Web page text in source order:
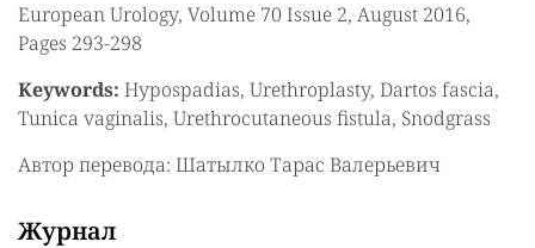
European Urology, Volume 70 Issue 2, August 2016,
Pages 293-298
Keywords: Hypospadias, Urethroplasty, Dartos fascia,
Tunica vaginalis, Urethrocutaneous fistula, Snodgrass
Автор перевода: Шатылко Тарас Валерьевич
Журнал